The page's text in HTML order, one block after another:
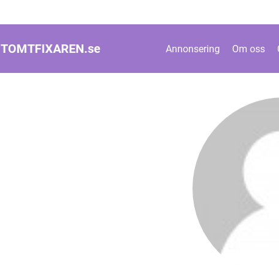
TOMTFIXAREN.se Annonsering Om oss